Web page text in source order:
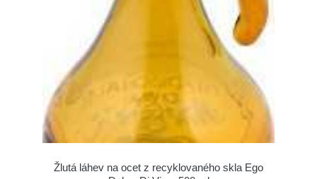
Žlutá láhev na ocet z recyklovaného skla Ego